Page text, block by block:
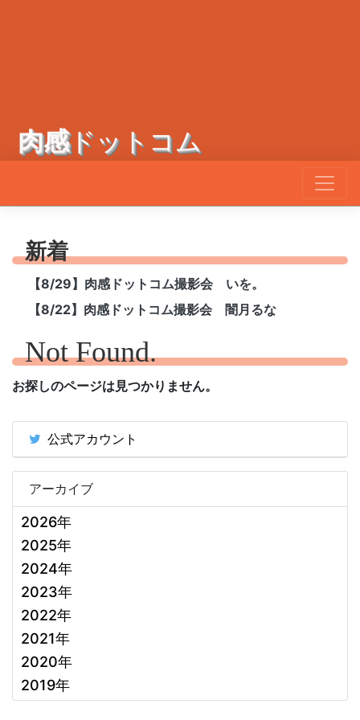
肉感ドットコム
新着
【8/29】肉感ドットコム撮影会 いを。
【8/22】肉感ドットコム撮影会 闇月るな
Not Found.
お探しのページは見つかりません。
公式アカウント
アーカイブ
2026年
2025年
2024年
2023年
2022年
2021年
2020年
2019年